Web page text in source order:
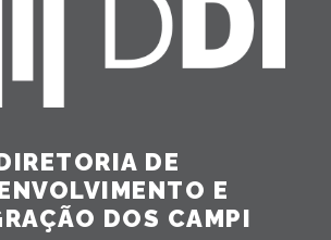
DE
E
DOS CAMPI